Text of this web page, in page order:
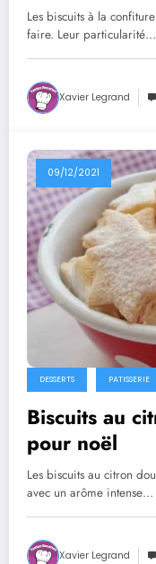
Les biscuits à la
faire. Leur particularité…
Xavier Legrand
09/12/2021
DESSERTS PATISSERIE
Biscuits au
pour noël
Les biscuits au citron
avec un arôme intense…
Xavier Legrand